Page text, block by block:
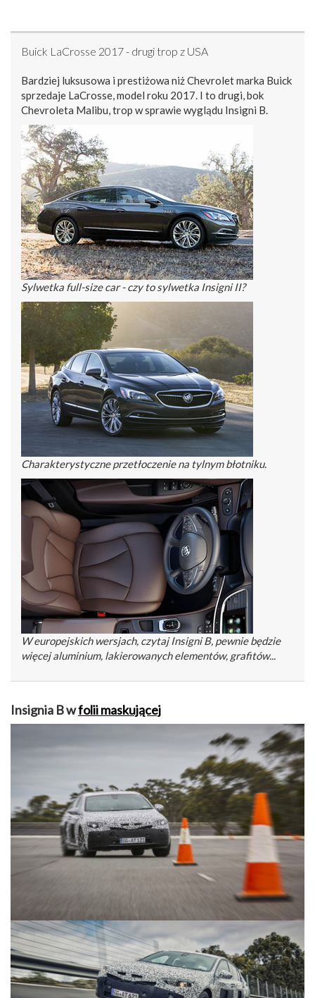
Buick LaCrosse 2017 - drugi trop z USA
Bardziej luksusowa i prestiżowa niż Chevrolet marka Buick
sprzedaje LaCrosse, model roku 2017. I to drugi, bok
Chevroleta Malibu, trop w sprawie wyglądu Insigni B.
Sylwetka full-size car - czy to sylwetka Insigni II?
Charakterystyczne przetłoczenie na tylnym błotniku.
W europejskich wersjach, czytaj Insigni B, pewnie będzie
więcej aluminium, lakierowanych elementów, grafitów...
Insignia B wfolii maskującej